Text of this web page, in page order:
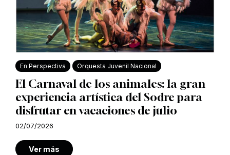
En Perspectiva Orquesta Juvenil Nacional
El Carnaval de los animales: la gran
experiencia artística del Sodre para
disfrutar en vacaciones de julio
02/07/2026
Ver más